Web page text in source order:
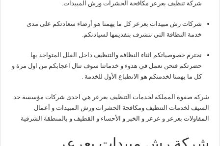
شركة تنظيف بعرعر مكافحة الحشرات ورش المبيدات.
شركات رش مبيدات بعرعر كل ما يهمنا هو أرضاء سعادتكم على مدى
خدمة النظافة التي نتشرف بتقديمها لسيادتكم.
نحترم خصوصياتكم اثناء النظافة والتنظيف داخل الفلل المتواجد بها
حضرتكم فنحن نعمل في هدوء و خدماتنا سوف تنال اعجابكم من اول مرة و
كل ما يهمنا لخدمتكم هو الانطباع الأول للخدمة .
شركة صفوة المملكة لخدمات التنظيف بعرعر هي احدى شركات مؤسسة حد
السيف لخدمات التنظيف ومكافحة الحشرات ورش المبيدات و أعمال
المقاولات بعرعر و عرعر و الخبر و الأحساء و القطيف و بالمنطقة الشرقية